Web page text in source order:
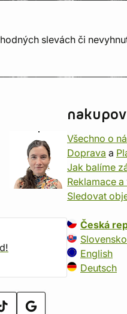
slevách či
Všechno o
Doprava a
Jak balíme
Reklamace
Sledovat
Česká
Slovensko
English
Deutsch